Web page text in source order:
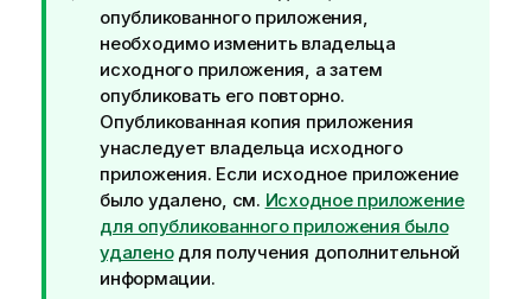
р
и
м
е
ч
а
н
и
е
к
п
опубликованного приложения,
необходимо изменить владельца
исходного приложения, а затем
опубликовать его повторно.
Опубликованная копия приложения
унаследует владельца исходного
приложения. Если исходное приложение
было удалено, см. Исходное приложение
для опубликованного приложения было
удаленодля получения дополнительной
информации.